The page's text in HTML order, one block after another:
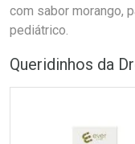
com sabor morango,
pediátrico.
Queridinhos da